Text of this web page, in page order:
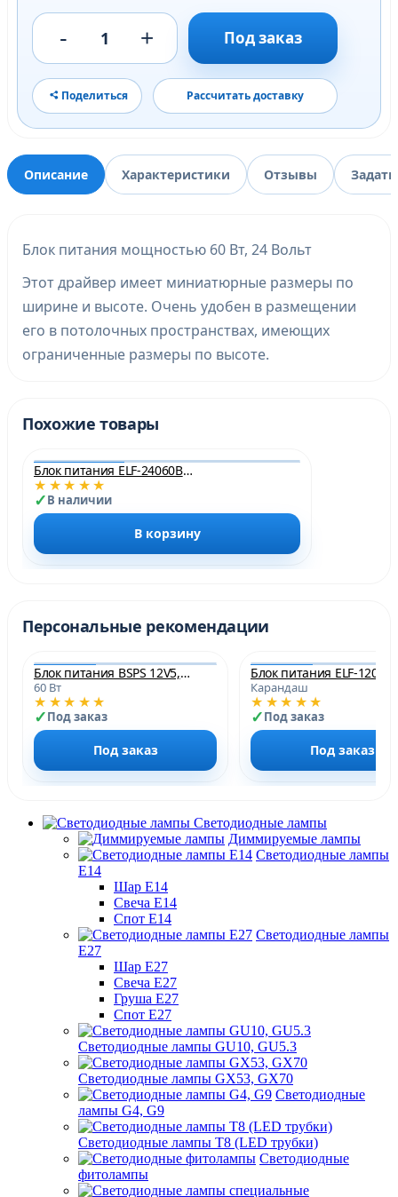
- 1 + Под заказ
Поделиться Рассчитать доставку
Описание Характеристики Отзывы
Блок питания мощностью 60 Вт, 24 Вольт
Этот драйвер имеет миниатюрные размеры по
ширине и высоте. Очень удобен в размещении
его в потолочных пространствах, имеющих
ограниченные размеры по высоте.
Похожие товары
НОВИНКА
Блок питания ELF-24060Blong-JH 60W 24V IP20 2.5A
★★★★★
В наличии
В корзину
Персональные рекомендации
Блок питания BSPS 12V5,0A=60W Ультратонкий Jazzway
60 Вт
★★★★★
Под заказ
Под заказ
Карандаш
★★★★★
Под заказ
Под заказ
Светодиодные лампы
Диммируемые лампы
Светодиодные лампы
Е14
Шар Е14
Свеча Е14
Спот Е14
Светодиодные лампы
Е27
Шар Е27
Свеча Е27
Груша Е27
Спот Е27
Светодиодные лампы GU10, GU5.3
Светодиодные лампы GX53, GX70
Светодиодные
лампы G4, G9
Светодиодные лампы Т8 (LED трубки)
Светодиодные
фитолампы